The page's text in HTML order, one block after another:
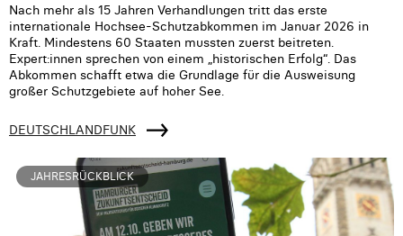
Nach mehr als 15 Jahren Verhandlungen tritt das erste
internationale Hochsee-Schutzabkommen im Januar 2026 in
Kraft. Mindestens 60 Staaten mussten zuerst beitreten.
Expert:innen sprechen von einem „historischen Erfolg“. Das
Abkommen schafft etwa die Grundlage für die Ausweisung
großer Schutzgebiete auf hoher See.
DEUTSCHLANDFUNK
JAHRESRÜCKBLICK